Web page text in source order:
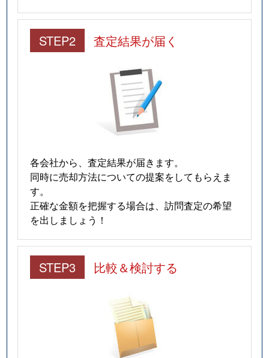
STEP2 査定結果が届く
各会社から、査定結果が届きます。
同時に売却方法についての提案をしてもらえま
す。
正確な金額を把握する場合は、訪問査定の希望
を出しましょう！
STEP3 比較＆検討する